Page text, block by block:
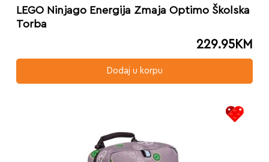
LEGO Ninjago Energija Zmaja Optimo Školska
Torba
229.95KM
Dodaj u korpu